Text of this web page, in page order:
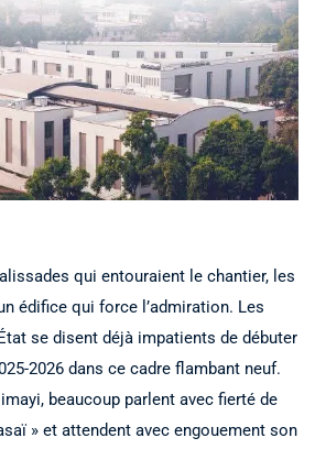
qui entouraient le chantier, les
édifice qui force l’admiration. Les
se disent déjà impatients de débuter
2026 dans ce cadre flambant neuf.
beaucoup parlent avec fierté de
» et attendent avec engouement son